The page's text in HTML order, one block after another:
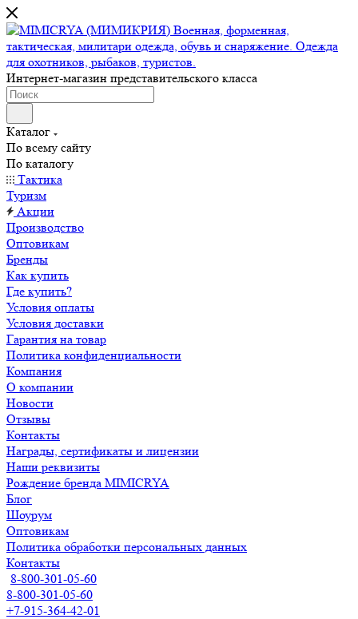
Интернет-магазин представительского класса
Каталог
По всему сайту
По каталогу
Тактика
Туризм
Акции
Производство
Оптовикам
Бренды
Как купить
Где купить?
Условия оплаты
Условия доставки
Гарантия на товар
Политика конфиденциальности
Компания
О компании
Новости
Отзывы
Контакты
Награды, сертификаты и лицензии
Наши реквизиты
Рождение бренда MIMICRYA
Блог
Шоурум
Оптовикам
Политика обработки персональных данных
Контакты
8-800-301-05-60
8-800-301-05-60
+7-915-364-42-01